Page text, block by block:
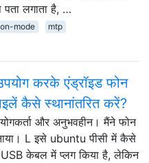
पता लगाता है, …
mode
mtp
करके एंड्रॉइड फोन
कैसे स्थानांतरित करें?
और अनुभवहीन। मैंने फोन
L इसे ubuntu पीसी में कैसे
केबल में प्लग किया है, लेकिन